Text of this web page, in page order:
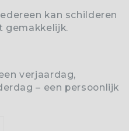
kan schilderen
gemakkelijk.
verjaardag,
– een persoonlijk